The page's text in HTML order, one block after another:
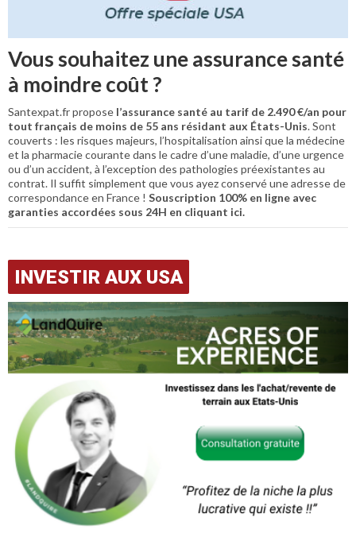
Vous souhaitez une assurance santé
à moindre coût ?
Santexpat.fr propose l’assurance santé au tarif de 2.490 €/an pour
tout français de moins de 55 ans résidant aux États-Unis. Sont
couverts : les risques majeurs, l’hospitalisation ainsi que la médecine
et la pharmacie courante dans le cadre d’une maladie, d’une urgence
ou d’un accident, à l’exception des pathologies préexistantes au
contrat. Il suffit simplement que vous ayez conservé une adresse de
correspondance en France ! Souscription 100% en ligne avec
garanties accordées sous 24H en cliquant ici.
INVESTIR AUX USA